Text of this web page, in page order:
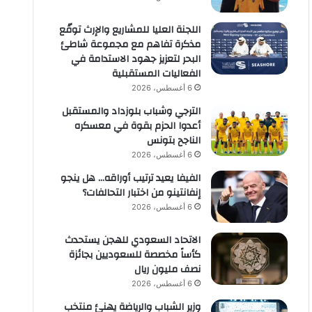
اللجنة العليا للمشاريع والإرث توقّع
مذكرة تفاهم مع مجموعة شاطئ
البحر لتعزيز جهود الاستدامة في
الفعاليات المستقبلية
6 أغسطس، 2026
الترجي وشباب بلوزداد والمستقبل
أعدوا الحزم بقوة في معسكره
الناجح بتونس
6 أغسطس، 2026
الفيفا يعيد ترتيب أوراقه… هل ينجو
إنفانتينو من اختبار التحالفات؟
6 أغسطس، 2026
الاتحاد السعودي للهجن يستحدث
كأساً مخصصة للسعوديين بجائزة
نصف مليون ريال
6 أغسطس، 2026
وزير الشباب والرياضة يهنئ منتخب